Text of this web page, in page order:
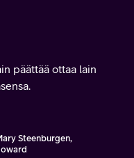
päättää ottaa lain
Steenburgen,